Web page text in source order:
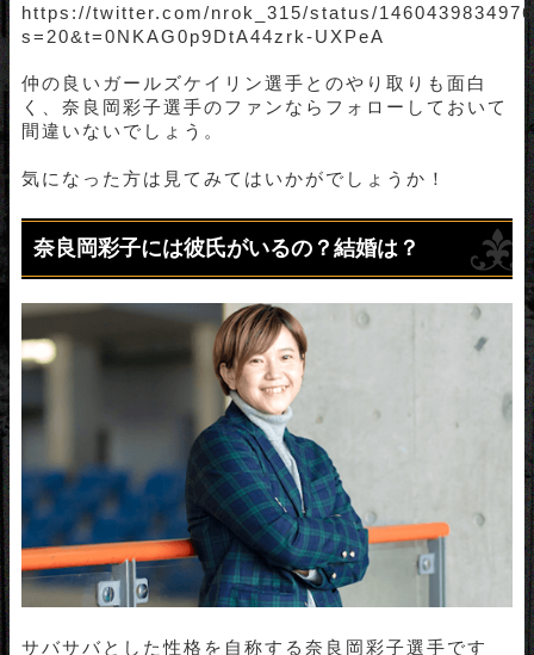
https://twitter.com/nrok_315/status/
s=20&t=0NKAG0p9DtA44zrk-UXPeA
仲の良いガールズケイリン選手とのやり取りも面白
く、奈良岡彩子選手のファンならフォローしておいて
間違いないでしょう。
気になった方は見てみてはいかがでしょうか！
奈良岡彩子には彼氏がいるの？結婚は？
サバサバとした性格を自称する奈良岡彩子選手です